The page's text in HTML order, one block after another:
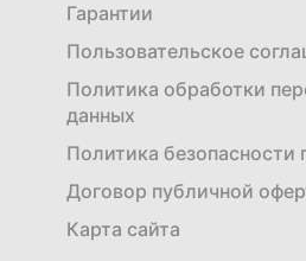
Гарантии
Пользовательское
Политика обработки
данных
Политика безопасности
Договор публичной
Карта сайта